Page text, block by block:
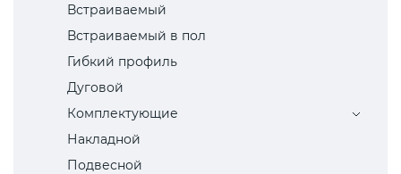
Встраиваемый
Встраиваемый в пол
Гибкий профиль
Дуговой
Комплектующие
Накладной
Подвесной